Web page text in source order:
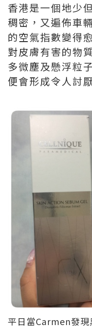
香港是一個地少
稠密，又遍佈車
的空氣指數變得
對皮膚有害的物
多微塵及懸浮粒
便會形成令人討
平日當Carmen發現